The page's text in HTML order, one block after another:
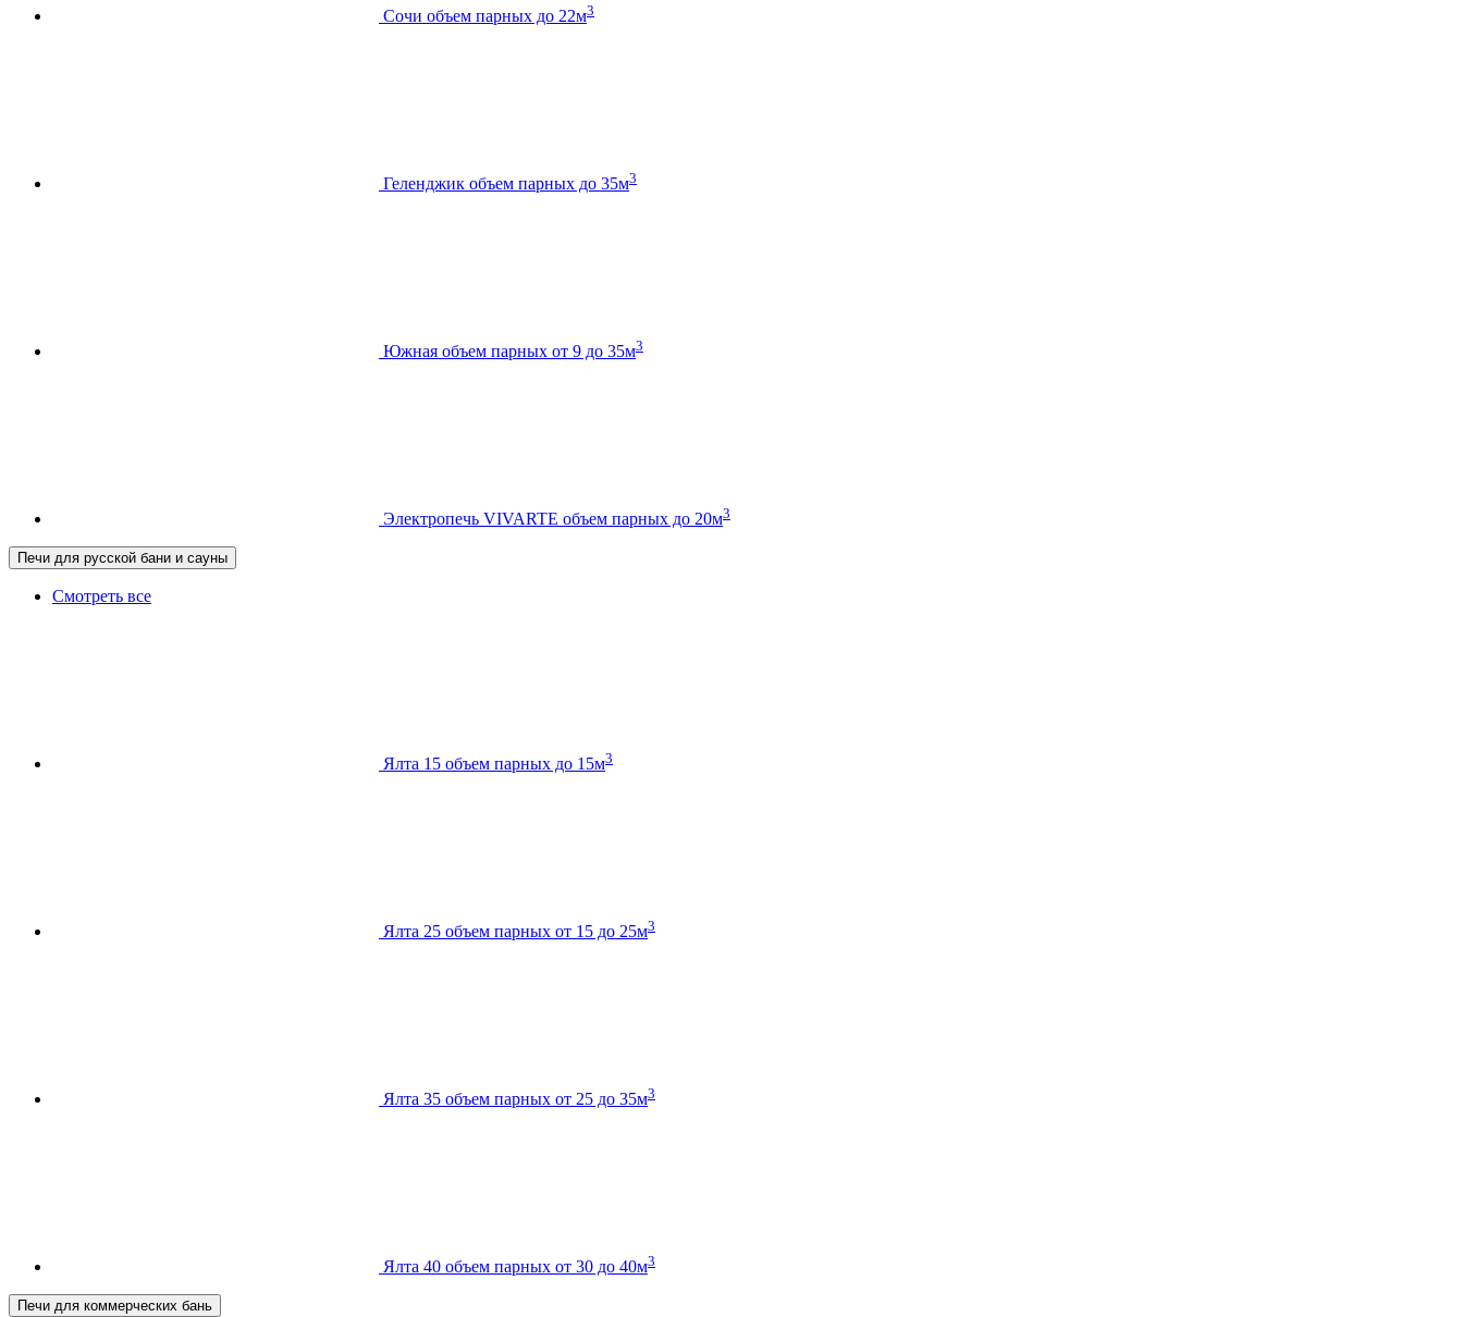
Сочи объем парных до 22м3
Геленджик объем парных до 35м3
Южная объем парных от 9 до 35м3
Электропечь VIVARTE объем парных до 20м3
Печи для русской бани и сауны
Смотреть все
Ялта 15 объем парных до 15м3
Ялта 25 объем парных от 15 до 25м3
Ялта 35 объем парных от 25 до 35м3
Ялта 40 объем парных от 30 до 40м3
Печи для коммерческих бань